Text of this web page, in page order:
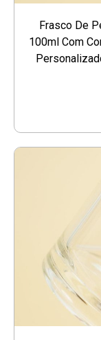
Frasco De
100ml Com